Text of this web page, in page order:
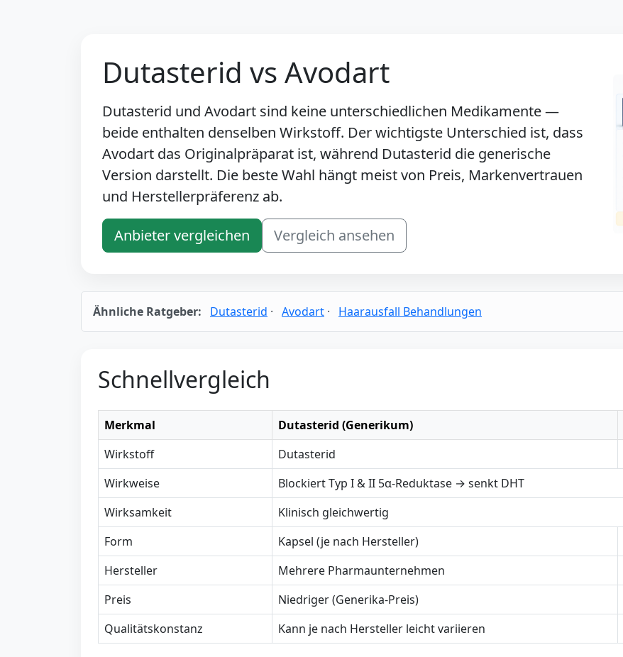
Dutasterid vs Avodart
Dutasterid und Avodart sind keine unterschiedlichen Medikamente —
beide enthalten denselben Wirkstoff. Der wichtigste Unterschied ist, dass
Avodart das Originalpräparat ist, während Dutasterid die generische
Version darstellt. Die beste Wahl hängt meist von Preis, Markenvertrauen
und Herstellerpräferenz ab.
Anbieter vergleichen Vergleich ansehen
Ähnliche Ratgeber: Dutasterid · Avodart · Haarausfall Behandlungen
Schnellvergleich
Merkmal Dutasterid (Generikum)
Wirkstoff
Dutasterid
Wirkweise
Blockiert Typ I & II 5α-Reduktase → senkt DHT
Wirksamkeit
Klinisch gleichwertig
Form
Kapsel (je nach Hersteller)
Hersteller
Mehrere Pharmaunternehmen
Preis
Niedriger (Generika-Preis)
Qualitätskonstanz
Kann je nach Hersteller leicht variieren